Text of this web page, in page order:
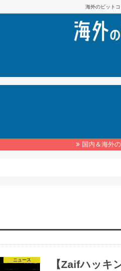
海外のビット
国内＆海外
ニュース
【Zaifハッキ